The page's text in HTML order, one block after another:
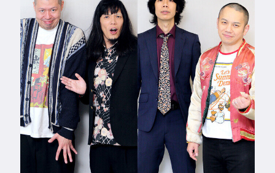
特集&連載記事
Feature
Series